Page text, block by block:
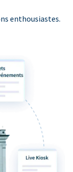
enthousiastes.